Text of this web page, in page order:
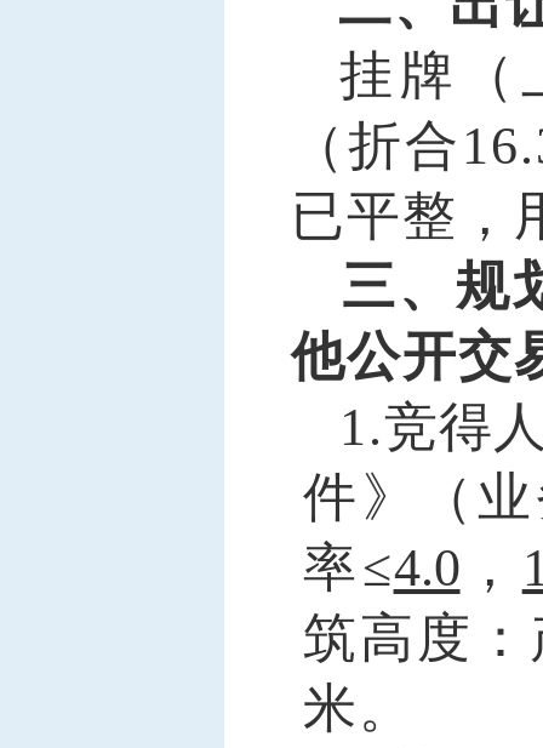
挂牌（
（折合
已平整
三、规
他公开交
1.竞得
件 》（
率≤4.0 ，
筑高度：
米。